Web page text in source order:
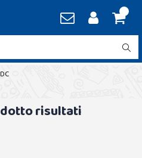
risultati